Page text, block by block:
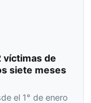
víctimas de
siete meses
el 1° de enero